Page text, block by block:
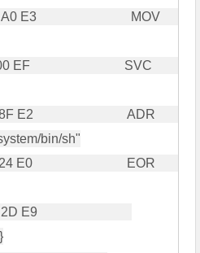
E3                             MOV
EF                             SVC
E2                             ADR
bin/sh"
E0                             EOR
E9